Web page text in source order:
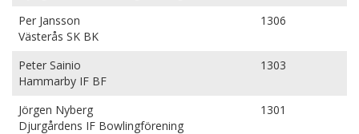
Per Jansson
Västerås SK BK
1306
Peter Sainio
Hammarby IF BF
1303
Jörgen Nyberg
Djurgårdens IF Bowlingförening
1301